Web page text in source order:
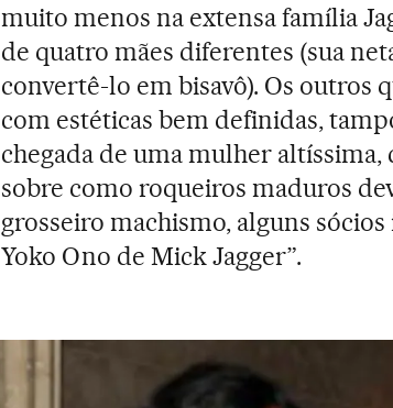
muito menos na extensa família
de quatro mães diferentes (sua
convertê-lo em bisavô). Os outros
com estéticas bem definidas,
chegada de uma mulher
sobre como roqueiros maduros
grosseiro machismo, alguns
Yoko Ono de Mick Jagger”.